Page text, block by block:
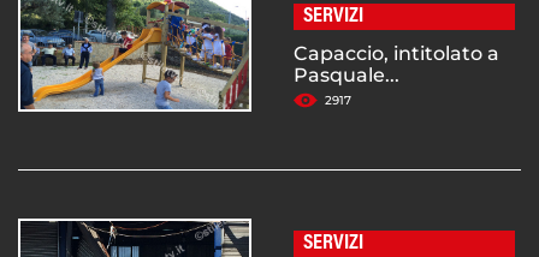
SERVIZI
Capaccio, intitolato a
Pasquale...
2917
SERVIZI